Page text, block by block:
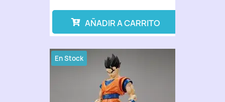
AÑADIR A CARRITO
En Stock